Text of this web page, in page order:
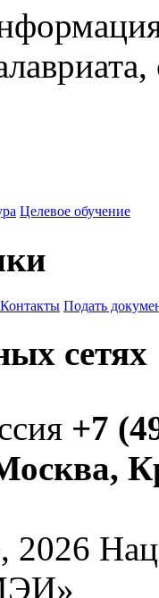
Целевое обучение
Контакты Подать
сетях
+7